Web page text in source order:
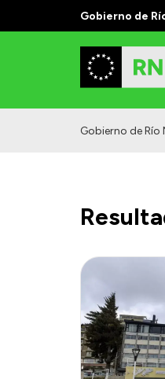
Gobierno de
Gobierno de Río